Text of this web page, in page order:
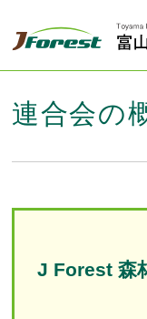
連合会の
J Forest 森